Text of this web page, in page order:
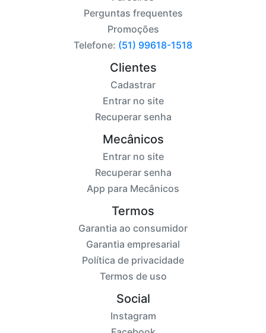
Perguntas frequentes
Promoções
Telefone: (51) 99618-1518
Clientes
Cadastrar
Entrar no site
Recuperar senha
Mecânicos
Entrar no site
Recuperar senha
App para Mecânicos
Termos
Garantia ao consumidor
Garantia empresarial
Política de privacidade
Termos de uso
Social
Instagram